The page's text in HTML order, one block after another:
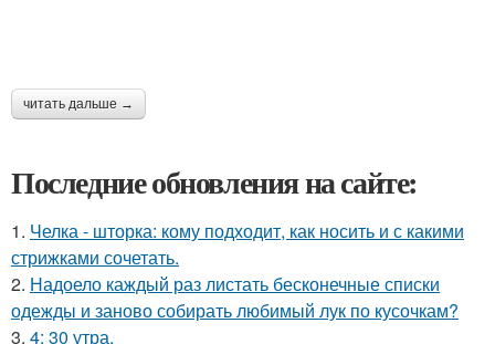
читать дальше →
Последние обновления на сайте:
1. Челка - шторка: кому подходит, как носить и с какими
стрижками сочетать.
2. Надоело каждый раз листать бесконечные списки
одежды и заново собирать любимый лук по кусочкам?
3. 4: 30 утра.